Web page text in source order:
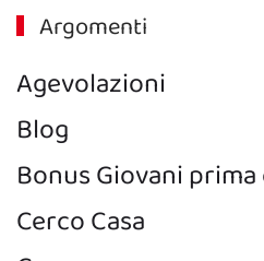
Argomenti
Agevolazioni
Blog
Bonus Giovani prima
Cerco Casa